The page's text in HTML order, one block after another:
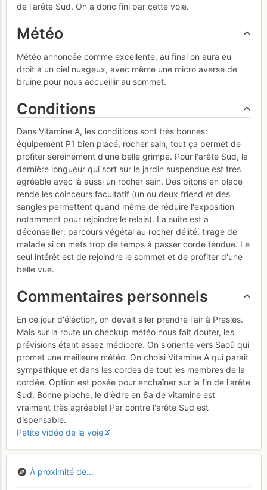
de l'arête Sud. On a donc fini par cette voie.
Météo
Météo annoncée comme excellente, au final on aura eu
droit à un ciel nuageux, avec même une micro averse de
bruine pour nous accueillir au sommet.
Conditions
Dans Vitamine A, les conditions sont très bonnes:
équipement P1 bien placé, rocher sain, tout ça permet de
profiter sereinement d'une belle grimpe. Pour l'arête Sud, la
dernière longueur qui sort sur le jardin suspendue est très
agréable avec là aussi un rocher sain. Des pitons en place
rende les coinceurs facultatif (un ou deux friend et des
sangles permettent quand même de réduire l'exposition
notamment pour rejoindre le relais). La suite est à
déconseiller: parcours végétal au rocher délité, tirage de
malade si on mets trop de temps à passer corde tendue. Le
seul intérêt est de rejoindre le sommet et de profiter d'une
belle vue.
Commentaires personnels
En ce jour d'éléction, on devait aller prendre l'air à Presles.
Mais sur la route un checkup météo nous fait douter, les
prévisions étant assez médiocre. On s'oriente vers Saoû qui
promet une meilleure météo. On choisi Vitamine A qui parait
sympathique et dans les cordes de tout les membres de la
cordée. Option est posée pour enchaîner sur la fin de l'arête
Sud. Bonne pioche, le dièdre en 6a de vitamine est
vraiment très agréable! Par contre l'arête Sud est
dispensable.
Petite vidéo de la voie
À proximité de...